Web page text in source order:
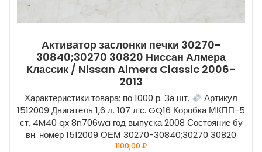
Активатор заслонки печки 30270-
30840;30270 30820 Ниссан Алмера
Классик / Nissan Almera Classic 2006-
2013
Характеристики товара: по 1000 р. За шт.
Артикул
1512009 Двигатель 1,6 л. 107 л.с. GQ16 Коробка МКПП-5
ст. 4M40 qx 8n706wa год выпуска 2008 Состояние бу
вн. номер 1512009 ОЕМ 30270-30840;30270 30820
1100,00₽